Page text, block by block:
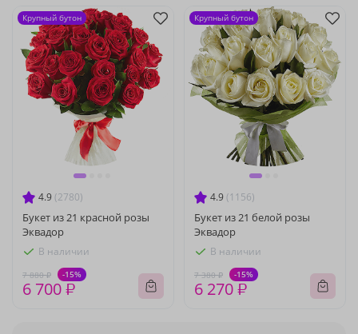
4.9 (2780)
Букет из 21 красной розы
Эквадор
В наличии
7 880 ₽ -15%
6 700 ₽
Крупный бутон
4.9 (1156)
Букет из 21 белой розы
Эквадор
В наличии
7 380 ₽ -15%
6 270 ₽
Крупный бутон